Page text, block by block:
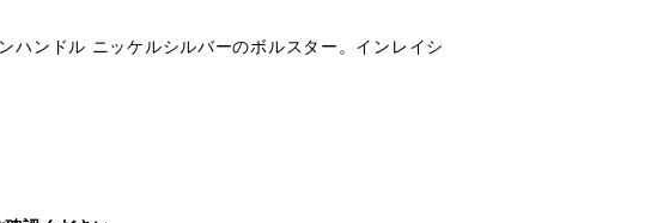
ンドル ニッケルシルバーのボルスター。インレイシ